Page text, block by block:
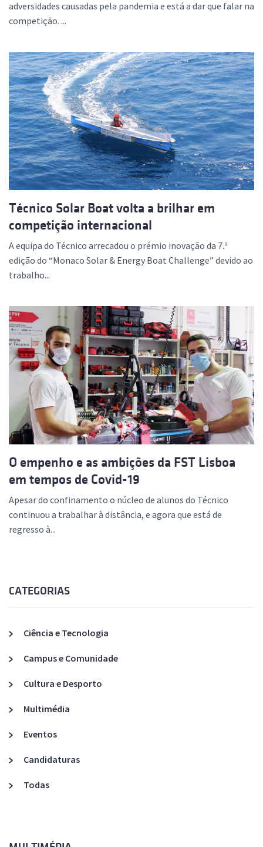
adversidades causadas pela pandemia e está a dar que falar na
competição. ...
Técnico Solar Boat volta a brilhar em
competição internacional
A equipa do Técnico arrecadou o prémio inovação da 7.ª
edição do “Monaco Solar & Energy Boat Challenge” devido ao
trabalho...
O empenho e as ambições da FST Lisboa
em tempos de Covid-19
Apesar do confinamento o núcleo de alunos do Técnico
continuou a trabalhar à distância, e agora que está de
regresso à...
CATEGORIAS
Ciência e Tecnologia
Campus e Comunidade
Cultura e Desporto
Multimédia
Eventos
Candidaturas
Todas